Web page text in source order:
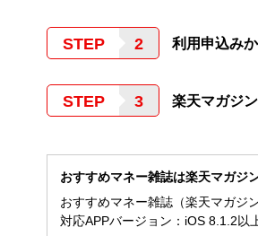
STEP 利用申込み
STEP 楽天マガジ
おすすめマネー雑誌は楽天マガジ
おすすめマネー雑誌（楽天マガジ
対応APPバージョン：iOS 8.1.2以